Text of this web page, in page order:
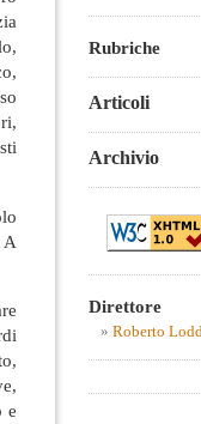
A
e
Rubriche
Articoli
Archivio
Direttore
Roberto